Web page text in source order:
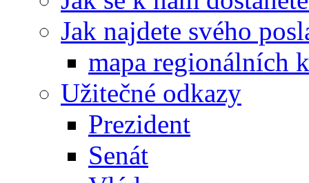
Jak najdete svého
mapa regionálních
Užitečné odkazy
Prezident
Senát